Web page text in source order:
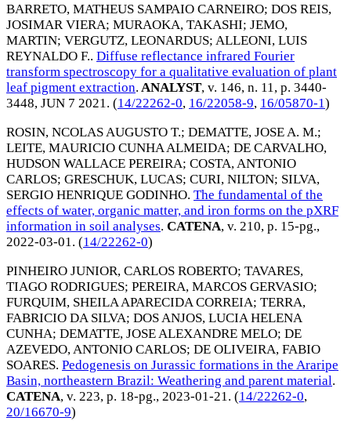
BARRETO, MATHEUS SAMPAIO CARNEIRO; DOS REIS,
JOSIMAR VIERA; MURAOKA, TAKASHI; JEMO,
MARTIN; VERGUTZ, LEONARDUS; ALLEONI, LUIS
REYNALDO F.. Diffuse reflectance infrared Fourier
transform spectroscopy for a qualitative evaluation of plant
leaf pigment extraction. ANALYST, v. 146, n. 11, p. 3440-
3448, JUN 7 2021. (14/22262-0, 16/22058-9, 16/05870-1)
ROSIN, NCOLAS AUGUSTO T.; DEMATTE, JOSE A. M.;
LEITE, MAURICIO CUNHA ALMEIDA; DE CARVALHO,
HUDSON WALLACE PEREIRA; COSTA, ANTONIO
CARLOS; GRESCHUK, LUCAS; CURI, NILTON; SILVA,
SERGIO HENRIQUE GODINHO. The fundamental of the
effects of water, organic matter, and iron forms on the pXRF
information in soil analyses. CATENA, v. 210, p. 15-pg.,
2022-03-01. (14/22262-0)
PINHEIRO JUNIOR, CARLOS ROBERTO; TAVARES,
TIAGO RODRIGUES; PEREIRA, MARCOS GERVASIO;
FURQUIM, SHEILA APARECIDA CORREIA; TERRA,
FABRICIO DA SILVA; DOS ANJOS, LUCIA HELENA
CUNHA; DEMATTE, JOSE ALEXANDRE MELO; DE
AZEVEDO, ANTONIO CARLOS; DE OLIVEIRA, FABIO
SOARES. Pedogenesis on Jurassic formations in the Araripe
Basin, northeastern Brazil: Weathering and parent material.
CATENA, v. 223, p. 18-pg., 2023-01-21. (14/22262-0,
20/16670-9)